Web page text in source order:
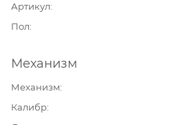
Артикул
Пол
Механизм
Механизм
Калибр